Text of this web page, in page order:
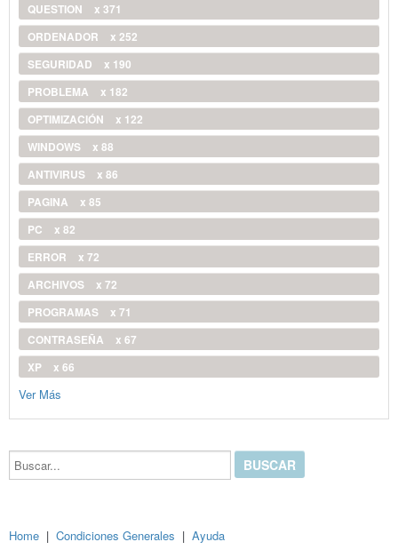
QUESTION
x 371
ORDENADOR
x 252
SEGURIDAD
x 190
PROBLEMA
x 182
OPTIMIZACIÓN
x 122
WINDOWS
x 88
ANTIVIRUS
x 86
PAGINA
x 85
PC
x 82
ERROR
x 72
ARCHIVOS
x 72
PROGRAMAS
x 71
CONTRASEÑA
x 67
XP
x 66
Ver Más
Buscar...
Home | Condiciones Generales | Ayuda